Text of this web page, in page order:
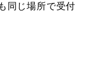
同じ場所で受付